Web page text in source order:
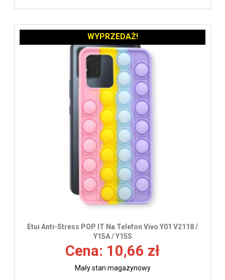
Etui Anti-Stress POP IT Na Telefon Vivo Y01 V2118 /
Y15A / Y15S
Cena: 10,66 zł
Mały stan magazynowy
WYPRZEDAŻ!